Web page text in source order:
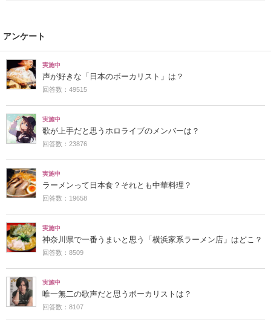
アンケート
実施中
声が好きな「日本のボーカリスト」は？
回答数：49515
実施中
歌が上手だと思うホロライブのメンバーは？
回答数：23876
実施中
ラーメンって日本食？それとも中華料理？
回答数：19658
実施中
神奈川県で一番うまいと思う「横浜家系ラーメン店」はどこ？
回答数：8509
実施中
唯一無二の歌声だと思うボーカリストは？
回答数：8107